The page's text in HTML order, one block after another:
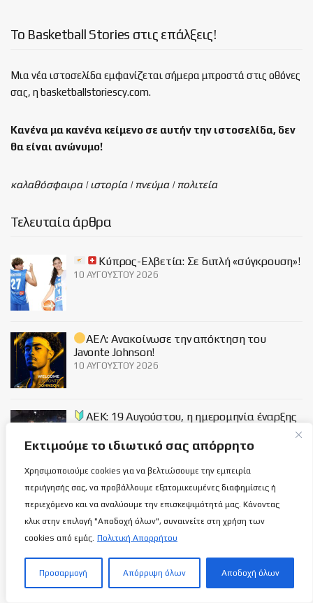
Εκτιμούμε το ιδιωτικό σας απόρρητο
Χρησιμοποιούμε cookies για να βελτιώσουμε την εμπειρία
περιήγησής σας, να προβάλλουμε εξατομικευμένες διαφημίσεις ή
περιεχόμενο και να αναλύουμε την επισκεψιμότητά μας. Κάνοντας
κλικ στην επιλογή "Αποδοχή όλων", συναινείτε στη χρήση των
cookies από εμάς. Πολιτική Απορρήτου
Προσαρμογή Απόρριψη όλων Αποδοχή όλων
Το Basketball Stories στις επάλξεις!
Μια νέα ιστοσελίδα εμφανίζεται σήμερα μπροστά στις οθόνες
σας, η basketballstoriescy.com.
Κανένα μα κανένα κείμενο σε αυτήν την ιστοσελίδα, δεν
θα είναι ανώνυμο!
καλαθόσφαιρα | ιστορία | πνεύμα | πολιτεία
Τελευταία άρθρα
Κύπρος-Ελβετία: Σε διπλή «σύγκρουση»!
10 ΑΥΓΟΎΣΤΟΥ 2026
ΑΕΛ: Ανακοίνωσε την απόκτηση του
Javonte Johnson!
10 ΑΥΓΟΎΣΤΟΥ 2026
ΑΕΚ: 19 Αυγούστου, η ημερομηνία έναρξης
10 ΑΥΓΟΎΣΤΟΥ 2026
Social
Σχετικά με εμάς